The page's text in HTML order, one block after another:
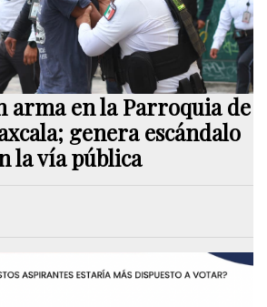
arma en la Parroquia de
genera escándalo
la vía pública